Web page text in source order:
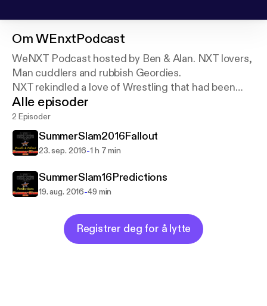
OmWEnxtPodcast
WeNXT Podcast hosted by Ben & Alan. NXT lovers,
Man cuddlers and rubbish Geordies.
NXT rekindled a love of Wrestling that had been
utterly John Cena'd. They relive, review and
generally gush over all things NXT did, does &
Whatever it does NeXT.
Alle episoder
2 Episoder
SummerSlam2016Fallout
23. sep. 2016-1 h 7 min
SummerSlam16Predictions
19. aug. 2016-49 min
Registrer deg for å lytte